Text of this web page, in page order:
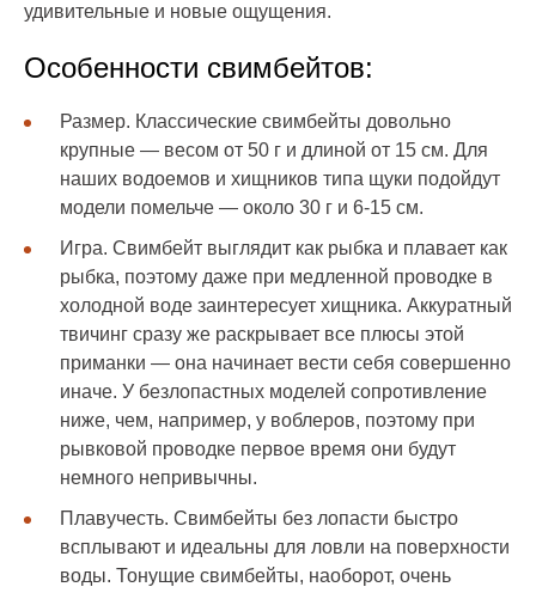
удивительные и новые ощущения.
Особенности свимбейтов:
Размер. Классические свимбейты довольно
крупные — весом от 50 г и длиной от 15 см. Для
наших водоемов и хищников типа щуки подойдут
модели помельче — около 30 г и 6-15 см.
Игра. Свимбейт выглядит как рыбка и плавает как
рыбка, поэтому даже при медленной проводке в
холодной воде заинтересует хищника. Аккуратный
твичинг сразу же раскрывает все плюсы этой
приманки — она начинает вести себя совершенно
иначе. У безлопастных моделей сопротивление
ниже, чем, например, у воблеров, поэтому при
рывковой проводке первое время они будут
немного непривычны.
Плавучесть. Свимбейты без лопасти быстро
всплывают и идеальны для ловли на поверхности
воды. Тонущие свимбейты, наоборот, очень